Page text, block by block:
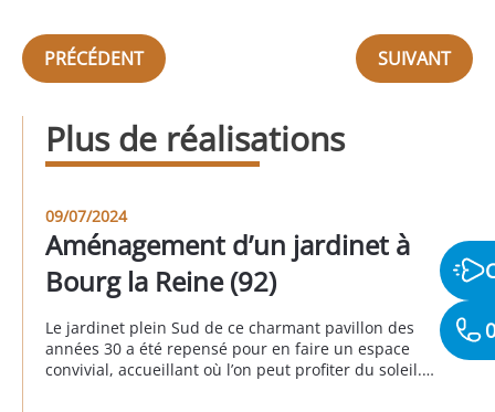
PRÉCÉDENT SUIVANT
Plus de réalisations
09/07/2024
Aménagement d’un jardinet à
Bourg la Reine (92)
Le jardinet plein Sud de ce charmant pavillon des
années 30 a été repensé pour en faire un espace
convivial, accueillant où l’on peut profiter du soleil.